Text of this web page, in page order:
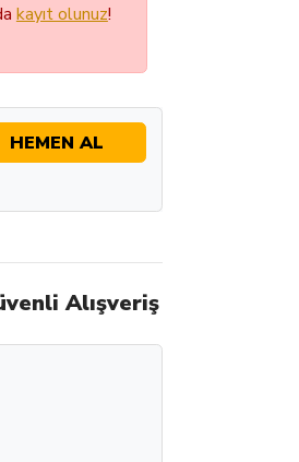
kayıt olunuz!
HEMEN AL
Alışveriş